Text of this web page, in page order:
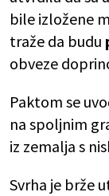
bile izložene
traže da budu
obveze
Paktom se
na spoljnim
iz zemalja s
Svrha je brže